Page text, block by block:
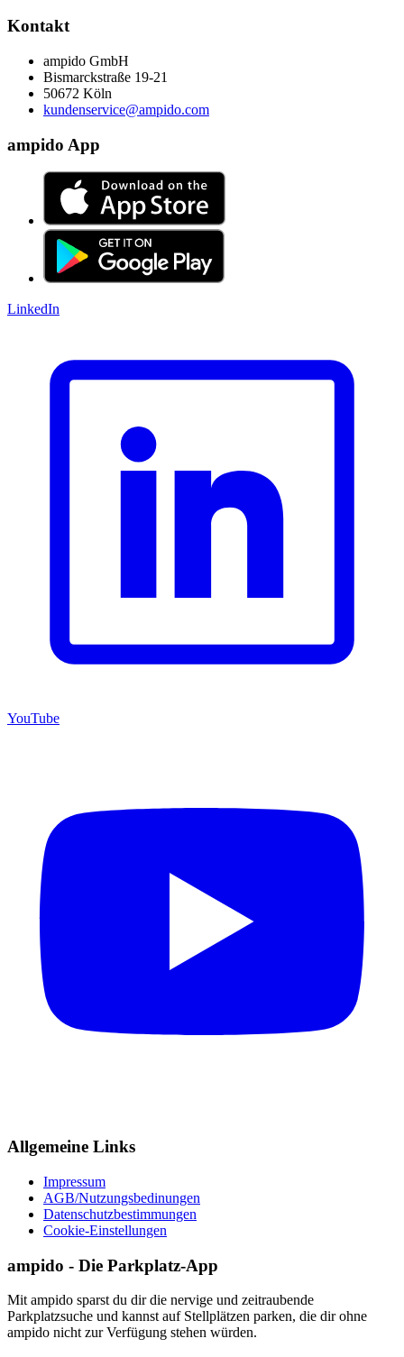
Kontakt
ampido GmbH
Bismarckstraße 19-21
50672 Köln
kundenservice@ampido.com
ampido App
LinkedIn
YouTube
Allgemeine Links
Impressum
AGB/Nutzungsbedinungen
Datenschutzbestimmungen
Cookie-Einstellungen
ampido - Die Parkplatz-App
Mit ampido sparst du dir die nervige und zeitraubende
Parkplatzsuche und kannst auf Stellplätzen parken, die dir ohne
ampido nicht zur Verfügung stehen würden.